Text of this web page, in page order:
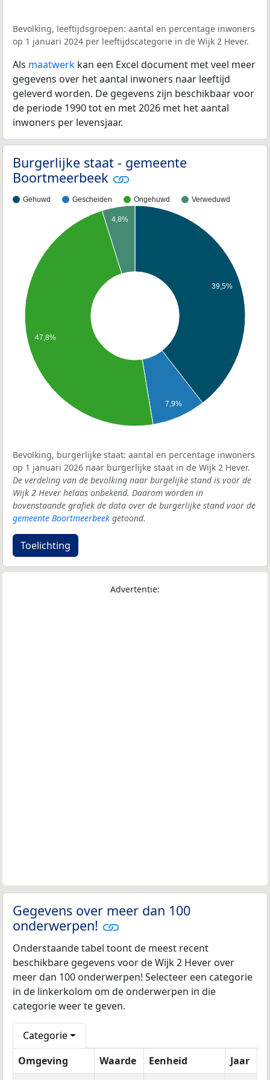
Bevolking, leeftijdsgroepen: aantal en percentage inwoners
op 1 januari 2024 per leeftijdscategorie in de Wijk 2 Hever.
Als maatwerk kan een Excel document met veel meer
gegevens over het aantal inwoners naar leeftijd
geleverd worden. De gegevens zijn beschikbaar voor
de periode 1990 tot en met 2026 met het aantal
inwoners per levensjaar.
Burgerlijke staat - gemeente
Boortmeerbeek
Gehuwd Gescheiden Ongehuwd Verweduwd
39,5%
7,9%
4,8%
47,8%
Bevolking, burgerlijke staat: aantal en percentage inwoners
op 1 januari 2026 naar burgerlijke staat in de Wijk 2 Hever.
De verdeling van de bevolking naar burgelijke stand is voor de
Wijk 2 Hever helaas onbekend. Daarom worden in
bovenstaande grafiek de data over de burgerlijke stand voor de
gemeente Boortmeerbeek getoond.
Toelichting
Advertentie:
Gegevens over meer dan 100
onderwerpen!
Onderstaande tabel toont de meest recent
beschikbare gegevens voor de Wijk 2 Hever over
meer dan 100 onderwerpen! Selecteer een categorie
in de linkerkolom om de onderwerpen in die
categorie weer te geven.
Categorie
Omgeving
Waarde Eenheid
Jaar